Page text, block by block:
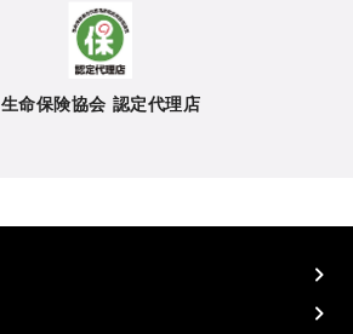
生命保険協会 認定代理店